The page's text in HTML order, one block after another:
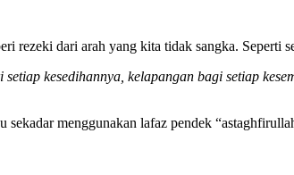
rezeki dari arah yang kita tidak sangka. Seperti
kesedihannya, kelapangan bagi setiap
menggunakan lafaz pendek